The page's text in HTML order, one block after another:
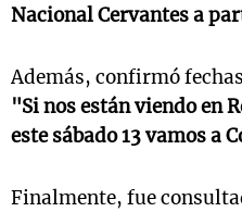
Nacional Cervantes a
Además, confirmó
"Si nos están viendo en
este sábado 13 vamos a
Finalmente, fue